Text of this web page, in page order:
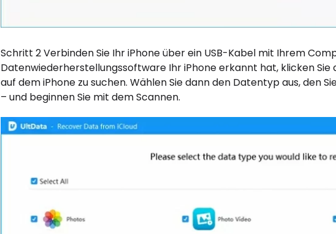
Schritt 2 Verbinden Sie Ihr iPhone über ein USB-Kabel mit Ihrem
Datenwiederherstellungssoftware Ihr iPhone erkannt hat, klicken Sie
auf dem iPhone zu suchen. Wählen Sie dann den Datentyp aus, den
– und beginnen Sie mit dem Scannen.